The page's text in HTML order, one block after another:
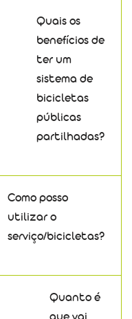
Quais os
benefícios de
ter um
sistema de
bicicletas
públicas
partilhadas?
Como posso
utilizar o
serviço/bicicletas?
Quanto é